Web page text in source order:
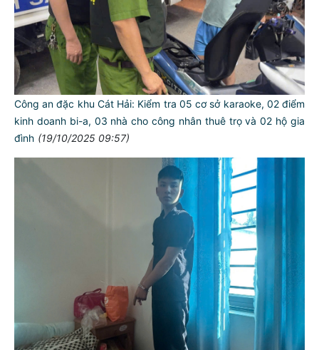
Công an đặc khu Cát Hải: Kiểm tra 05 cơ sở karaoke, 02 điểm
kinh doanh bi-a, 03 nhà cho công nhân thuê trọ và 02 hộ gia
đình (19/10/2025 09:57)